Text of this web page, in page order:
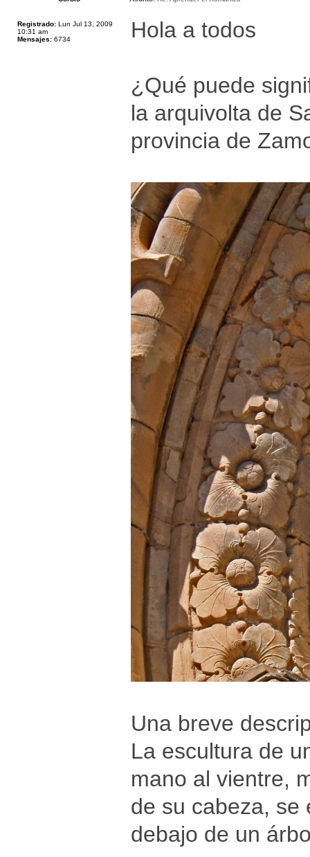
Registrado: Lun Jul 13, 2009
10:31 am
Mensajes: 6734 Hola a todos
¿Qué puede
la arquivolta de
provincia de
Una breve
La escultura de
mano al vientre,
de su cabeza, se
debajo de un